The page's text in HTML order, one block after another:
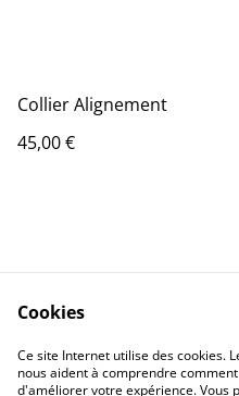
Collier Alignement
45,00 €
Contactez moi
Politique
Cookies
Ce site Internet utilise des cookies.
nous aident à comprendre
d'améliorer votre expérience. Vous